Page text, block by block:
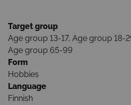
Target group
Age group 13-17, Age group 18-
Age group 65-99
Form
Hobbies
Language
Finnish